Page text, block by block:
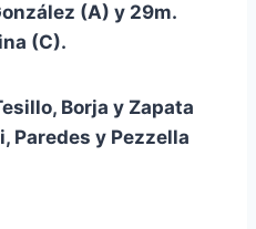
(A) y 29m.
(C).
Borja y Zapata
Paredes y Pezzella